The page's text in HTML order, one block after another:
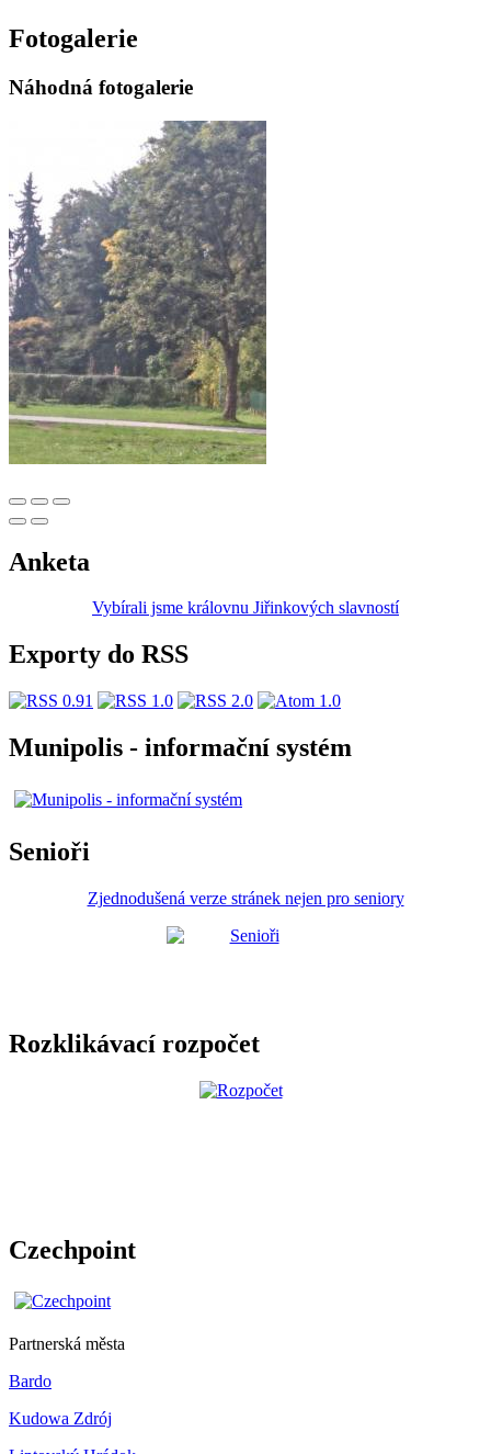
Fotogalerie
Náhodná fotogalerie
Anketa
Vybírali jsme královnu Jiřinkových slavností
Exporty do RSS
Munipolis - informační systém
Senioři
Zjednodušená verze stránek nejen pro seniory
Rozklikávací rozpočet
Czechpoint
Partnerská města
Bardo
Kudowa Zdrój